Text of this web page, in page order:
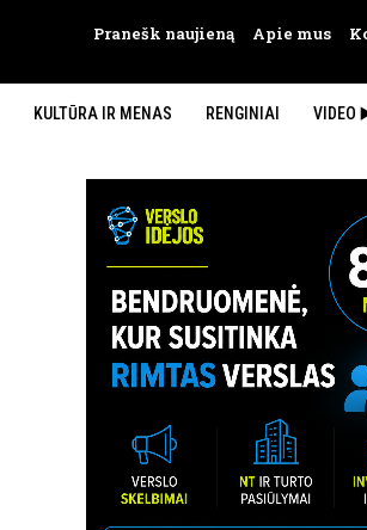
Pranešk naujieną Apie mus
KULTŪRA IR MENAS RENGINIAI VIDEO